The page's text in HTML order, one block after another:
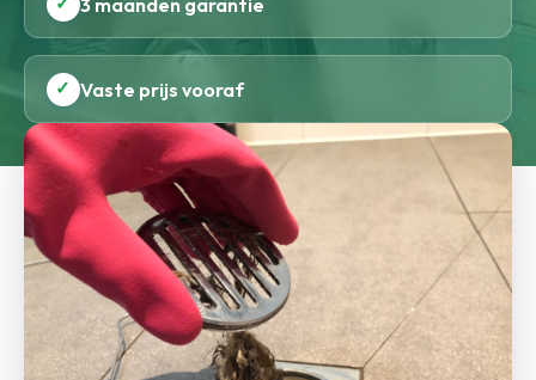
✓ Vaste prijs vooraf